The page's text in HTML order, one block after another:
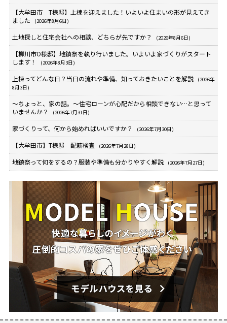
【大牟田市 T様邸】上棟を迎えました！いよいよ住まいの形が見えてき
ました
(2026年8月6日)
土地探しと住宅会社への相談、どちらが先ですか？ (2026年8月6日)
【柳川市O様邸】地鎮祭を執り行いました。いよいよ家づくりがスタート
します！
(2026年8月3日)
上棟ってどんな日？当日の流れや準備、知っておきたいことを解説
(2026年
8月3日)
～ちょっと、家の話。～住宅ローンが心配だから相談できない…と思って
いませんか？
(2026年7月31日)
家づくりって、何から始めればいいですか？ (2026年7月30日)
【大牟田市】T様邸 配筋検査 (2026年7月28日)
地鎮祭って何をするの？服装や準備も分かりやすく解説 (2026年7月27日)